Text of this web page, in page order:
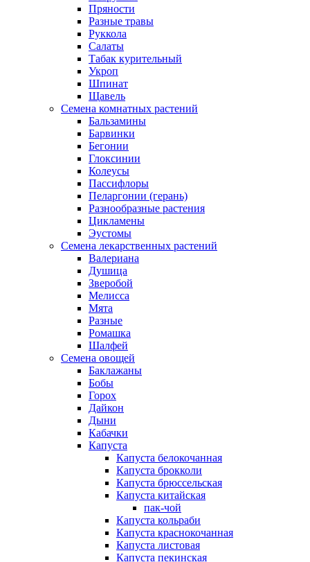
Пряности
Разные травы
Руккола
Салаты
Табак курительный
Укроп
Шпинат
Щавель
Семена комнатных растений
Бальзамины
Барвинки
Бегонии
Глоксинии
Колеусы
Пассифлоры
Пеларгонии (герань)
Разнообразные растения
Цикламены
Эустомы
Семена лекарственных растений
Валериана
Душица
Зверобой
Мелисса
Мята
Разные
Ромашка
Шалфей
Семена овощей
Баклажаны
Бобы
Горох
Дайкон
Дыни
Кабачки
Капуста
Капуста белокочанная
Капуста брокколи
Капуста брюссельская
Капуста китайская
пак-чой
Капуста кольраби
Капуста краснокочанная
Капуста листовая
Капуста пекинская